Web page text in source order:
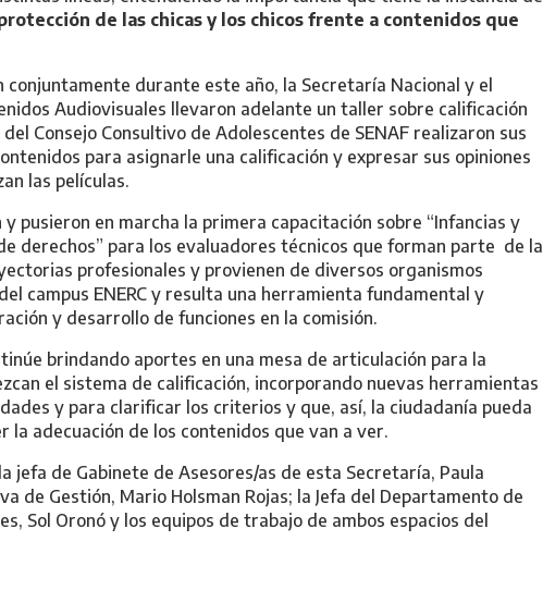
de las chicas y los chicos frente a contenidos que
durante este año, la Secretaría Nacional y el
Audiovisuales llevaron adelante un taller sobre calificación
Consejo Consultivo de Adolescentes de SENAF realizaron sus
para asignarle una calificación y expresar sus opiniones
las películas.
y pusieron en marcha la primera capacitación sobre “Infancias y
derechos” para los evaluadores técnicos que forman parte de la
profesionales y provienen de diversos organismos
campus ENERC y resulta una herramienta fundamental y
y desarrollo de funciones en la comisión.
brindando aportes en una mesa de articulación para la
el sistema de calificación, incorporando nuevas herramientas
y para clarificar los criterios y que, así, la ciudadanía pueda
adecuación de los contenidos que van a ver.
jefa de Gabinete de Asesores/as de esta Secretaría, Paula
de Gestión, Mario Holsman Rojas; la Jefa del Departamento de
Sol Oronó y los equipos de trabajo de ambos espacios del